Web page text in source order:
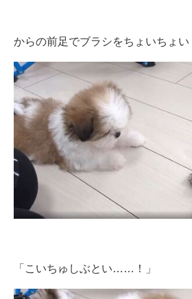
からの前足でブラシをちょいちょい
「こいちゅしぶとい……！」